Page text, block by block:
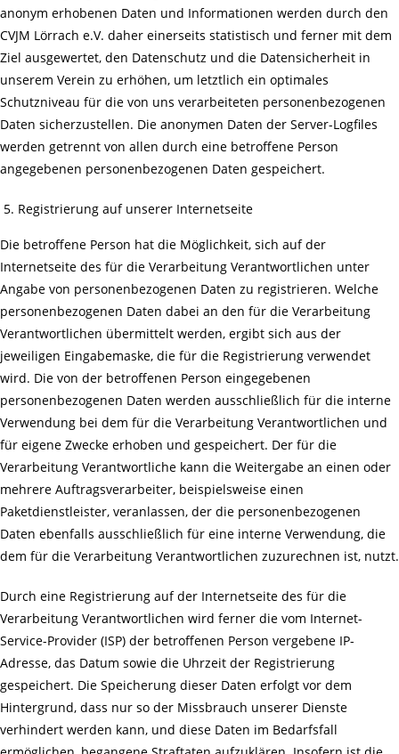
anonym erhobenen Daten und Informationen werden durch den
CVJM Lörrach e.V. daher einerseits statistisch und ferner mit dem
Ziel ausgewertet, den Datenschutz und die Datensicherheit in
unserem Verein zu erhöhen, um letztlich ein optimales
Schutzniveau für die von uns verarbeiteten personenbezogenen
Daten sicherzustellen. Die anonymen Daten der Server-Logfiles
werden getrennt von allen durch eine betroffene Person
angegebenen personenbezogenen Daten gespeichert.
Registrierung auf unserer Internetseite
Die betroffene Person hat die Möglichkeit, sich auf der
Internetseite des für die Verarbeitung Verantwortlichen unter
Angabe von personenbezogenen Daten zu registrieren. Welche
personenbezogenen Daten dabei an den für die Verarbeitung
Verantwortlichen übermittelt werden, ergibt sich aus der
jeweiligen Eingabemaske, die für die Registrierung verwendet
wird. Die von der betroffenen Person eingegebenen
personenbezogenen Daten werden ausschließlich für die interne
Verwendung bei dem für die Verarbeitung Verantwortlichen und
für eigene Zwecke erhoben und gespeichert. Der für die
Verarbeitung Verantwortliche kann die Weitergabe an einen oder
mehrere Auftragsverarbeiter, beispielsweise einen
Paketdienstleister, veranlassen, der die personenbezogenen
Daten ebenfalls ausschließlich für eine interne Verwendung, die
dem für die Verarbeitung Verantwortlichen zuzurechnen ist, nutzt.
Durch eine Registrierung auf der Internetseite des für die
Verarbeitung Verantwortlichen wird ferner die vom Internet-
Service-Provider (ISP) der betroffenen Person vergebene IP-
Adresse, das Datum sowie die Uhrzeit der Registrierung
gespeichert. Die Speicherung dieser Daten erfolgt vor dem
Hintergrund, dass nur so der Missbrauch unserer Dienste
verhindert werden kann, und diese Daten im Bedarfsfall